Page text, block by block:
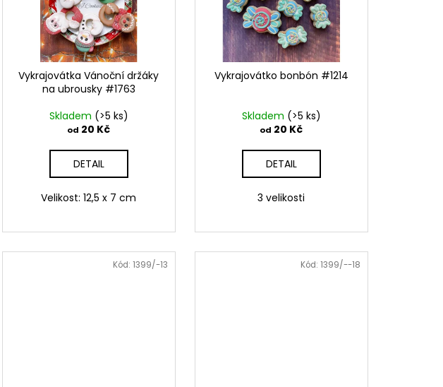
Vykrajovátka Vánoční držáky
na ubrousky #1763
Skladem (>5 ks)
od 20 Kč
DETAIL
Velikost: 12,5 x 7 cm
Vykrajovátko bonbón #1214
Skladem (>5 ks)
od 20 Kč
DETAIL
3 velikosti
Kód: 1399/-13 Kód: 1399/--18